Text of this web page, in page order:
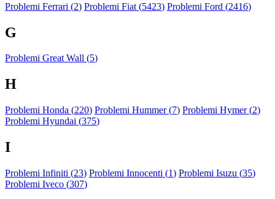
Problemi Ferrari (2) Problemi Fiat (5423) Problemi Ford (2416)
G
Problemi Great Wall (5)
H
Problemi Honda (220) Problemi Hummer (7) Problemi Hymer (2)
Problemi Hyundai (375)
I
Problemi Infiniti (23) Problemi Innocenti (1) Problemi Isuzu (35)
Problemi Iveco (307)